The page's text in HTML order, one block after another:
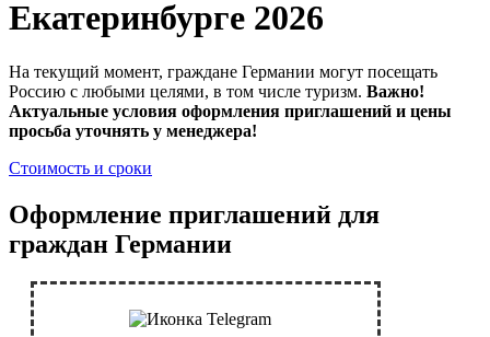
Екатеринбурге 2026
На текущий момент, граждане Германии могут посещать
Россию с любыми целями, в том числе туризм. Важно!
Актуальные условия оформления приглашений и цены
просьба уточнять у менеджера!
Стоимость и сроки
Оформление приглашений для
граждан Германии